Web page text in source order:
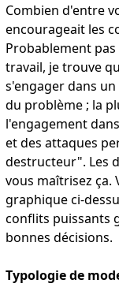
Combien d'entre
encourageait les
Probablement
travail, je trouve
s'engager dans
du problème ; la
l'engagement
et des attaques
destructeur". Les
vous maîtrisez ça.
graphique ci-
conflits puissants
bonnes décisions.
Typologie de